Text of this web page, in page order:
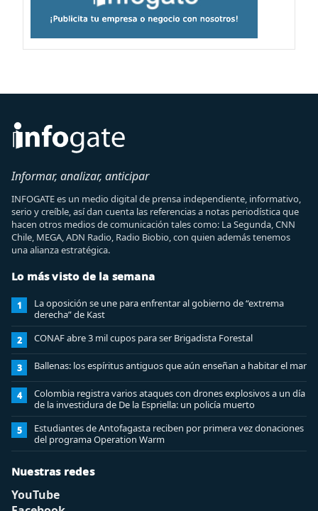
Informar, analizar, anticipar
INFOGATE es un medio digital de prensa independiente, informativo,
serio y creíble, así dan cuenta las referencias a notas periodística que
hacen otros medios de comunicación tales como: La Segunda, CNN
Chile, MEGA, ADN Radio, Radio Biobio, con quien además tenemos
una alianza estratégica.
Lo más visto de la semana
1
La oposición se une para enfrentar al gobierno de “extrema
derecha” de Kast
2 CONAF abre 3 mil cupos para ser Brigadista Forestal
3 Ballenas: los espíritus antiguos que aún enseñan a habitar el mar
4
Colombia registra varios ataques con drones explosivos a un día
de la investidura de De la Espriella: un policía muerto
5
Estudiantes de Antofagasta reciben por primera vez donaciones
del programa Operation Warm
Nuestras redes
YouTube